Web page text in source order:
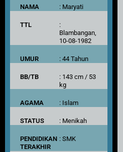
NAMA : Maryati
TTL
:
Blambangan,
10-08-1982
UMUR : 44 Tahun
BB/TB
: 143 cm / 53
kg
AGAMA : Islam
STATUS : Menikah
PENDIDIKAN
TERAKHIR
: SMK